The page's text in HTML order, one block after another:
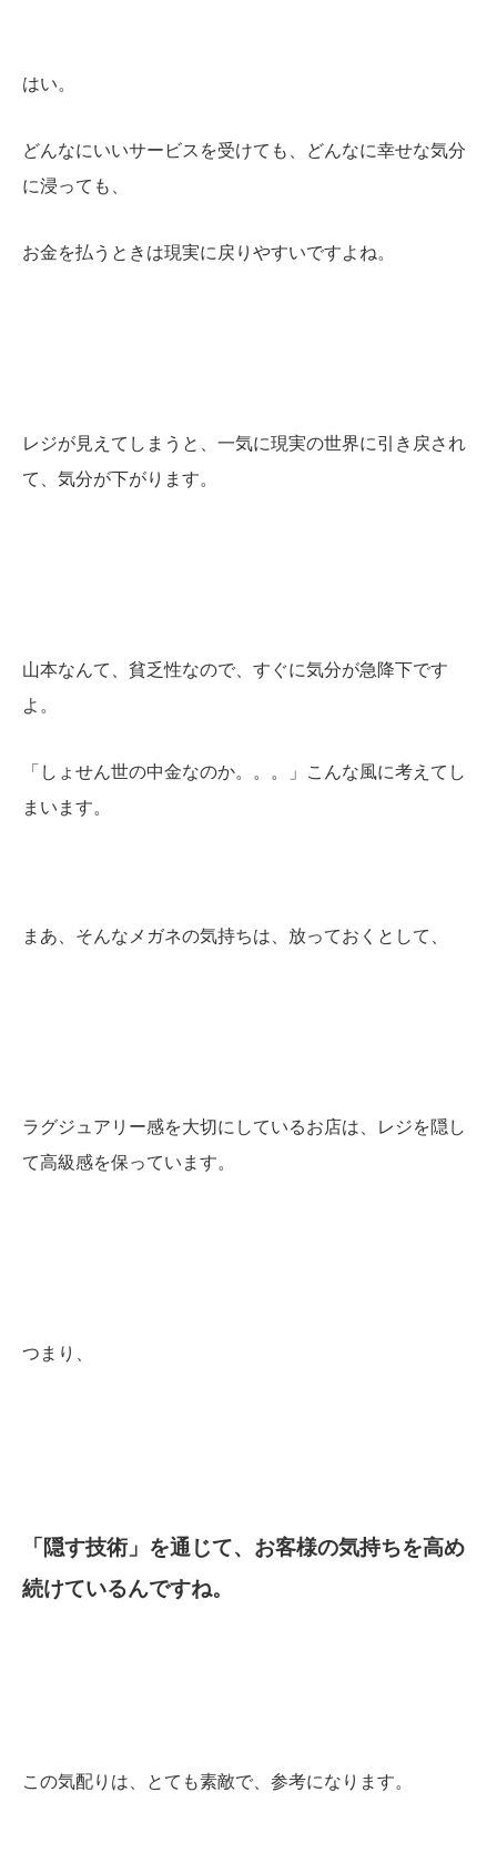
はい。
どんなにいいサービスを受けても、どんなに幸せな気分
に浸っても、
お金を払うときは現実に戻りやすいですよね。
レジが見えてしまうと、一気に現実の世界に引き戻され
て、気分が下がります。
山本なんて、貧乏性なので、すぐに気分が急降下です
よ。
「しょせん世の中金なのか。。。」
こんな風に考えてし
まいます。
まあ、そんなメガネの気持ちは、放っておくとして、
ラグジュアリー感を大切にしているお店は、レジを隠し
て高級感を保っています。
つまり、
「隠す技術」を通じて、お客様の気持ちを高め
続けているんですね。
この気配りは、とても素敵で、参考になります。